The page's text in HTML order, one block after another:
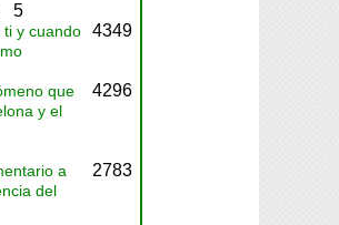
5
ti y cuando
4349
que
y el
4296
a
del
2783